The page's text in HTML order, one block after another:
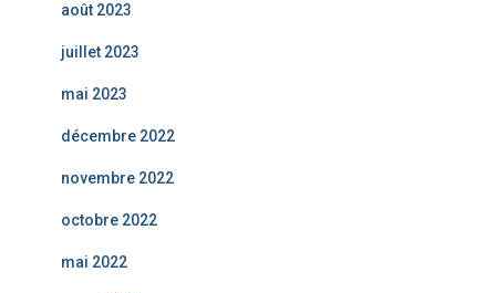
août 2023
juillet 2023
mai 2023
décembre 2022
novembre 2022
octobre 2022
mai 2022